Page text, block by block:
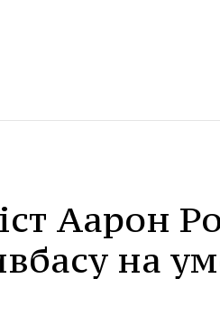
Аарон
на